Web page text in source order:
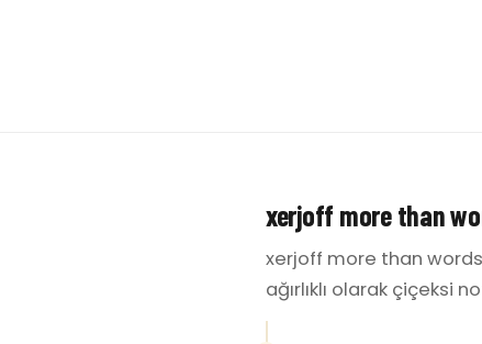
xerjoff more than
xerjoff more than words
ağırlıklı olarak çiçeksi